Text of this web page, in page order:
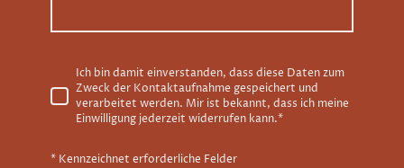
Ich bin damit einverstanden, dass diese Daten zum
Zweck der Kontaktaufnahme gespeichert und
verarbeitet werden. Mir ist bekannt, dass ich meine
Einwilligung jederzeit widerrufen kann.*
* Kennzeichnet erforderliche Felder